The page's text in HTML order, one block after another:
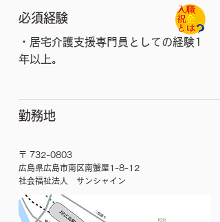
必須経験
​・居宅介護支援専門員としての経験1
年以上。
勤務地
〒 732-0803
広島県広島市南区南蟹屋1-8-12
​社会福祉法人 サンシャイン